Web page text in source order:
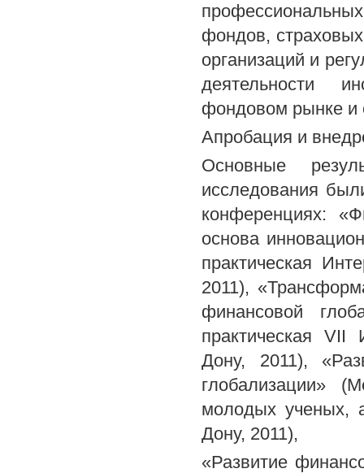
фондов,
организаций и
деятельности
фондовом рынке и
Апробация и
Основные
исследования
конференциях:
основа
практическая
2011),
финансовой
практическая
Дону, 2011),
глобализации»
молодых ученых,
Дону, 2011),
«Развитие